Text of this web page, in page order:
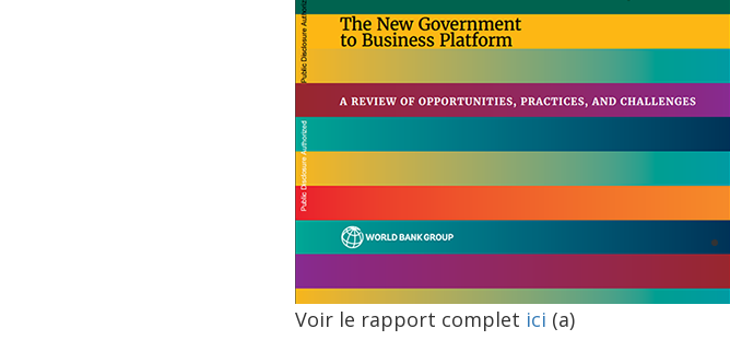
Voir le rapport complet ici (a)